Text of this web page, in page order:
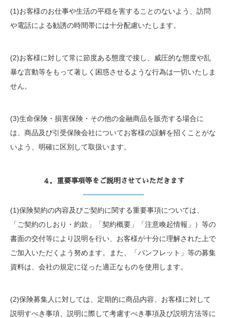
(1)お客様のお仕事や生活の平穏を害することのないよう、訪問
や電話による勧誘の時間帯には十分配慮いたします。
(2)お客様に対して常に節度ある態度で接し、威圧的な態度や乱
暴な言動等をもって著しく困惑させるような行為は一切いたしま
せん。
(3)生命保険・損害保険・その他の金融商品を販売する場合に
は、商品及び引受保険会社についてお客様の誤解を招くことがな
いよう、明確に区別して取扱います。
４．重要事項等をご説明させていただきます
(1)保険契約の内容及びご契約に関する重要事項については、
「ご契約のしおり・約款」「契約概要」「注意喚起情報」）等の
書面の交付等により説明を行い、お客様が十分に理解された上で
ご加入いただくよう努めます。また、「パンフレット」等の募集
資料は、会社の規定に従った適正なものを使用します。
(2)保険募集人に対しては、定期的に商品内容、お客様に対して
説明すべき事項、説明に際して考慮すべき事項及び説明方法等に